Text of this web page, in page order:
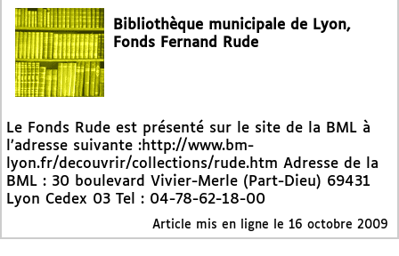
Bibliothèque municipale de Lyon,
Fonds Fernand Rude
Le Fonds Rude est présenté sur le site de la BML à
l’adresse suivante :http://www.bm-
lyon.fr/decouvrir/collections/rude.htm Adresse de la
BML : 30 boulevard Vivier-Merle (Part-Dieu) 69431
Lyon Cedex 03 Tel : 04-78-62-18-00
Article mis en ligne le 16 octobre 2009